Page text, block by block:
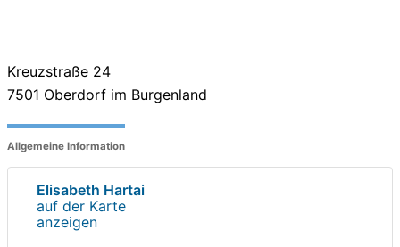
Kreuzstraße 24
7501 Oberdorf im Burgenland
Allgemeine Information
Elisabeth Hartai
auf der Karte
anzeigen